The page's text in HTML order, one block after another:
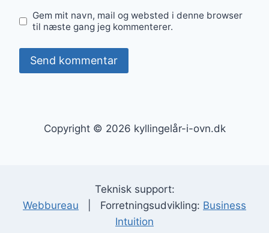
Gem mit navn, mail og websted i denne browser
til næste gang jeg kommenterer.
Copyright © 2026 kyllingelår-i-ovn.dk
Teknisk support:
Webbureau | Forretningsudvikling: Business
Intuition